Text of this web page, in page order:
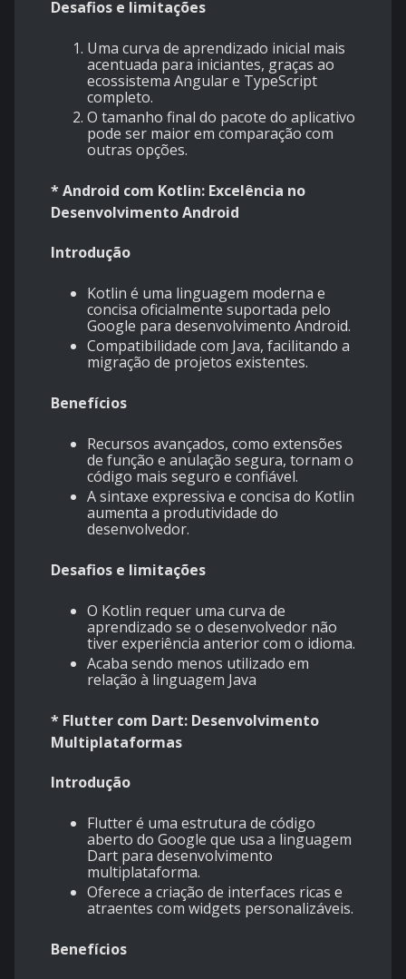
Desafios e limitações
Uma curva de aprendizado inicial mais
acentuada para iniciantes, graças ao
ecossistema Angular e TypeScript
completo.
O tamanho final do pacote do aplicativo
pode ser maior em comparação com
outras opções.
* Android com Kotlin: Excelência no
Desenvolvimento Android
Introdução
Kotlin é uma linguagem moderna e
concisa oficialmente suportada pelo
Google para desenvolvimento Android.
Compatibilidade com Java, facilitando a
migração de projetos existentes.
Benefícios
Recursos avançados, como extensões
de função e anulação segura, tornam o
código mais seguro e confiável.
A sintaxe expressiva e concisa do Kotlin
aumenta a produtividade do
desenvolvedor.
Desafios e limitações
O Kotlin requer uma curva de
aprendizado se o desenvolvedor não
tiver experiência anterior com o idioma.
Acaba sendo menos utilizado em
relação à linguagem Java
* Flutter com Dart: Desenvolvimento
Multiplataformas
Introdução
Flutter é uma estrutura de código
aberto do Google que usa a linguagem
Dart para desenvolvimento
multiplataforma.
Oferece a criação de interfaces ricas e
atraentes com widgets personalizáveis.
Benefícios